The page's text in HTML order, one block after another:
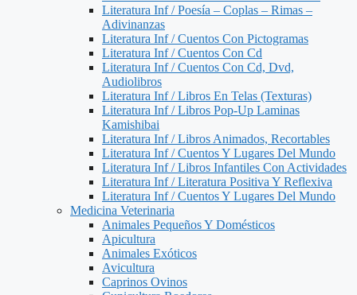
Literatura Inf / Poesía – Coplas – Rimas –
Adivinanzas
Literatura Inf / Cuentos Con Pictogramas
Literatura Inf / Cuentos Con Cd
Literatura Inf / Cuentos Con Cd, Dvd,
Audiolibros
Literatura Inf / Libros En Telas (Texturas)
Literatura Inf / Libros Pop-Up Laminas
Kamishibai
Literatura Inf / Libros Animados, Recortables
Literatura Inf / Cuentos Y Lugares Del Mundo
Literatura Inf / Libros Infantiles Con Actividades
Literatura Inf / Literatura Positiva Y Reflexiva
Literatura Inf / Cuentos Y Lugares Del Mundo
Medicina Veterinaria
Animales Pequeños Y Domésticos
Apicultura
Animales Exóticos
Avicultura
Caprinos Ovinos